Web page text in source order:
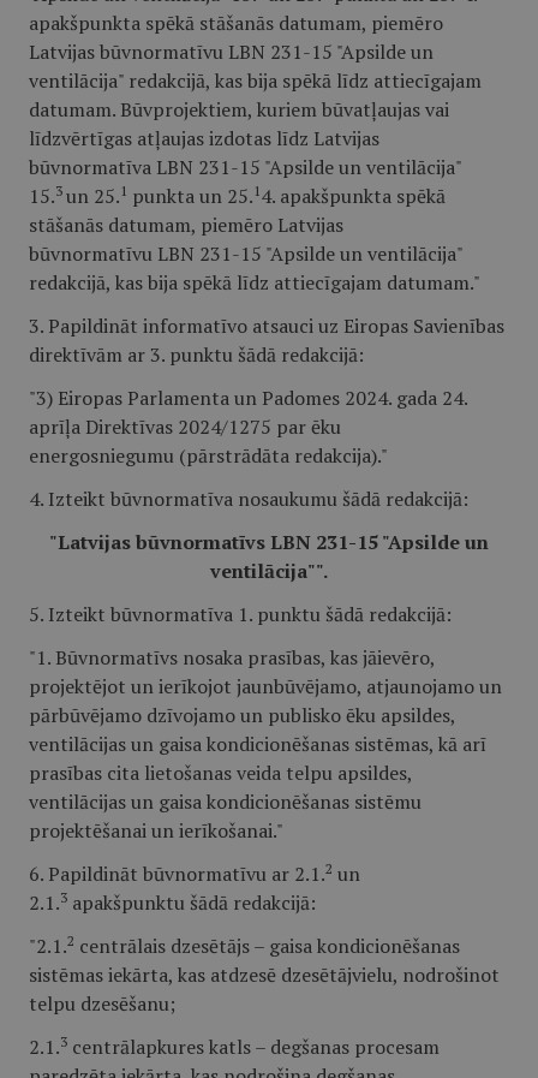
apakšpunkta spēkā stāšanās datumam, piemēro
Latvijas būvnormatīvu LBN 231-15 "Apsilde un
ventilācija" redakcijā, kas bija spēkā līdz attiecīgajam
datumam. Būvprojektiem, kuriem būvatļaujas vai
līdzvērtīgas atļaujas izdotas līdz Latvijas
būvnormatīva LBN 231-15 "Apsilde un ventilācija"
15.3 un 25. 1 punkta un 25. 1 4. apakšpunkta spēkā
stāšanās datumam, piemēro Latvijas
būvnormatīvu LBN 231-15 "Apsilde un ventilācija"
redakcijā, kas bija spēkā līdz attiecīgajam datumam."
3. Papildināt informatīvo atsauci uz Eiropas Savienības
direktīvām ar 3. punktu šādā redakcijā:
"3) Eiropas Parlamenta un Padomes 2024. gada 24.
aprīļa Direktīvas 2024/1275 par ēku
energosniegumu (pārstrādāta redakcija)."
4. Izteikt būvnormatīva nosaukumu šādā redakcijā:
"Latvijas būvnormatīvs LBN 231-15 "Apsilde un
ventilācija"".
5. Izteikt būvnormatīva 1. punktu šādā redakcijā:
"1. Būvnormatīvs nosaka prasības, kas jāievēro,
projektējot un ierīkojot jaunbūvējamo, atjaunojamo un
pārbūvējamo dzīvojamo un publisko ēku apsildes,
ventilācijas un gaisa kondicionēšanas sistēmas, kā arī
prasības cita lietošanas veida telpu apsildes,
ventilācijas un gaisa kondicionēšanas sistēmu
projektēšanai un ierīkošanai."
6. Papildināt būvnormatīvu ar 2.1.2 un
2.1.3 apakšpunktu šādā redakcijā:
"2.1.2 centrālais dzesētājs – gaisa kondicionēšanas
sistēmas iekārta, kas atdzesē dzesētājvielu, nodrošinot
telpu dzesēšanu;
2.1.3 centrālapkures katls – degšanas procesam